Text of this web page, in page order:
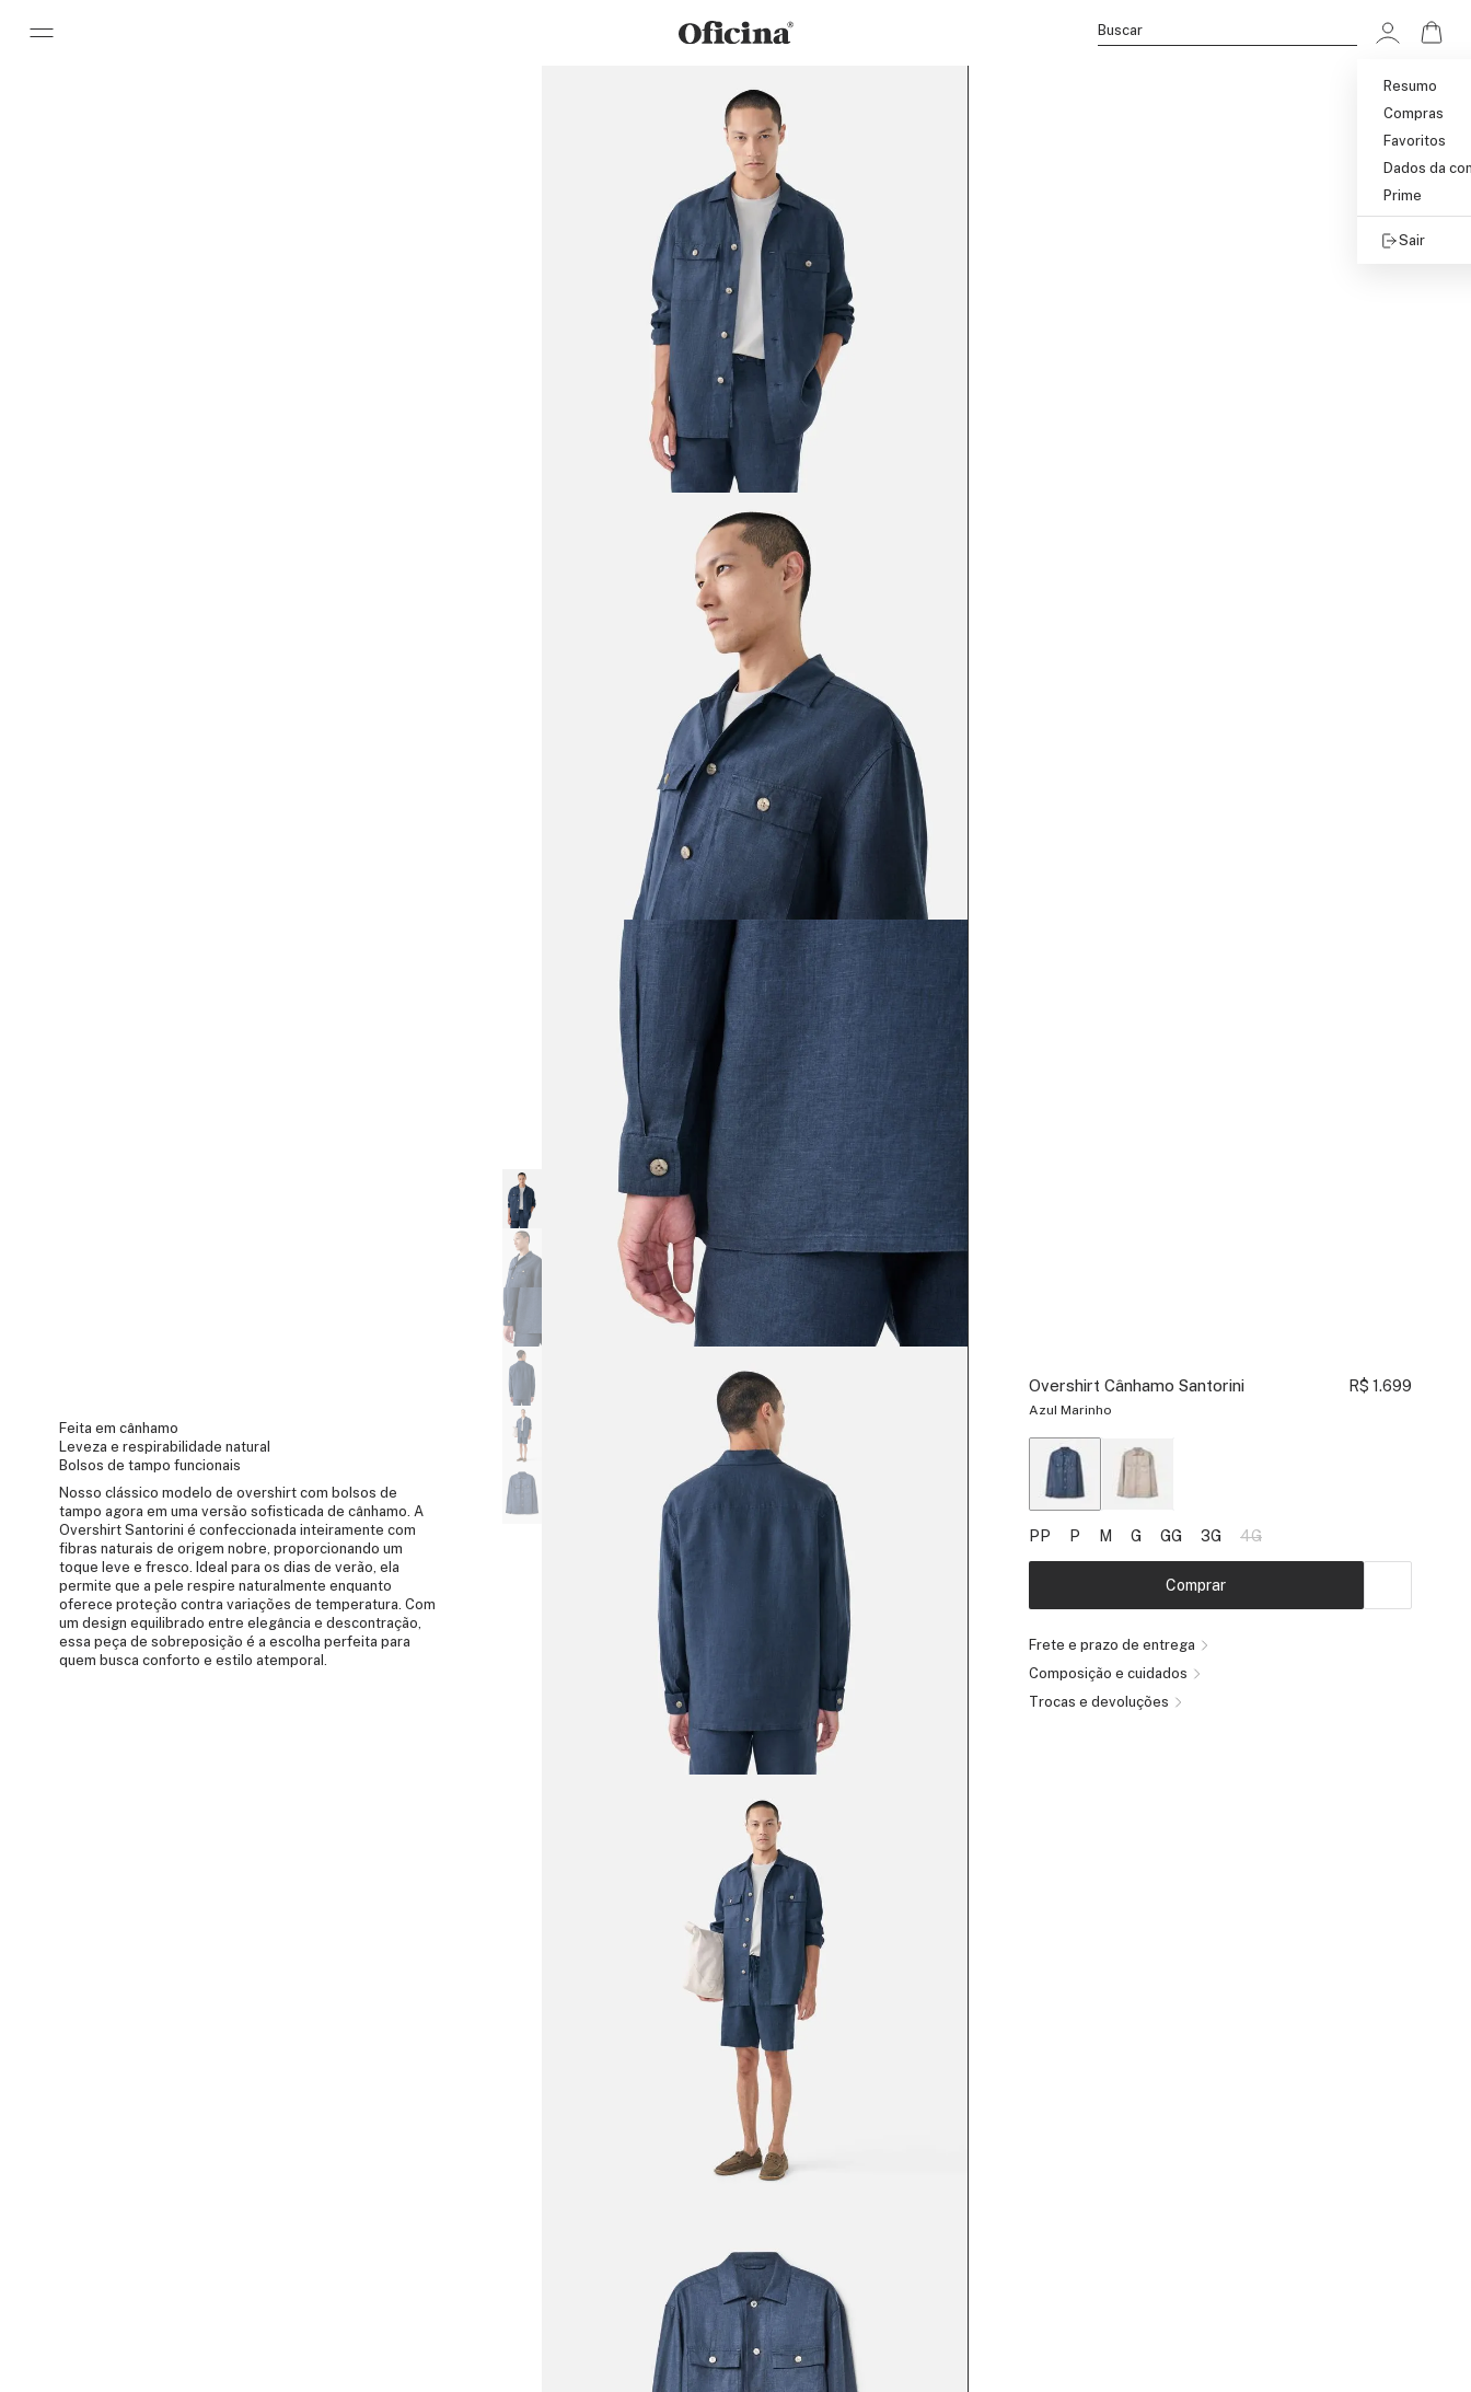
Buscar
Resumo
Compras
Favoritos
Dados da
Prime
Sair
Ir
Feita em cânhamo
Leveza e respirabilidade natural
Bolsos de tampo funcionais
Nosso clássico modelo de overshirt com bolsos de
tampo agora em uma versão sofisticada de cânhamo. A
Overshirt Santorini é confeccionada inteiramente com
fibras naturais de origem nobre, proporcionando um
toque leve e fresco. Ideal para os dias de verão, ela
permite que a pele respire naturalmente enquanto
oferece proteção contra variações de temperatura. Com
um design equilibrado entre elegância e descontração,
essa peça de sobreposição é a escolha perfeita para
quem busca conforto e estilo atemporal.
Overshirt Cânhamo Santorini R$ 1.699
Azul Marinho
PP P M G GG 3G 4G
Comprar
Frete e prazo de entrega
Composição e cuidados
Trocas e devoluções